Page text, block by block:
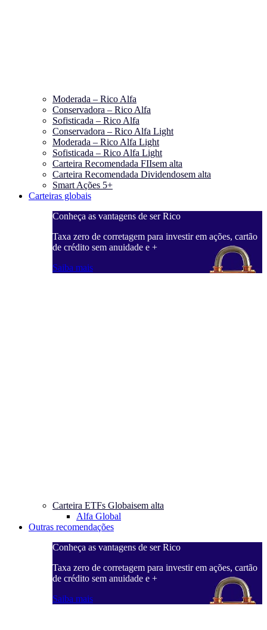
Moderada – Rico Alfa
Conservadora – Rico Alfa
Sofisticada – Rico Alfa
Conservadora – Rico Alfa Light
Moderada – Rico Alfa Light
Sofisticada – Rico Alfa Light
Carteira Recomendada FIIsem alta
Carteira Recomendada Dividendosem alta
Smart Ações 5+
Carteiras globais
Conheça as vantagens de ser Rico
Taxa zero de corretagem para investir em ações, cartão
de crédito sem anuidade e +
Saiba mais
Carteira ETFs Globaisem alta
Alfa Global
Outras recomendações
Conheça as vantagens de ser Rico
Taxa zero de corretagem para investir em ações, cartão
de crédito sem anuidade e +
Saiba mais